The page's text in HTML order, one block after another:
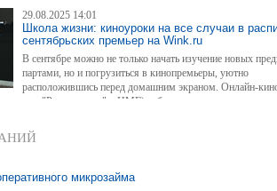
стала Греция. Наиболее распространенный
29.08.2025 14:01
Школа жизни: киноуроки на все случаи в
сентябрьских премьер на Wink.ru
В сентябре можно не только начать изучение новых
партами, но и погрузиться в кинопремьеры, уютно
расположившись перед домашним экраном. Онлайн-
"Ростелекома" и НМГ) собрал в расписании
фантастику, напряженные детективы и даже вкусные
микрозайма